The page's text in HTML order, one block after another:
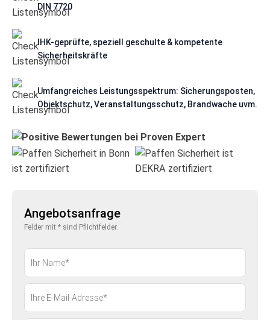
DIN 7720
IHK-geprüfte, speziell geschulte & kompetente
Sicherheitskräfte
Umfangreiches Leistungsspektrum: Sicherungsposten,
Objektschutz, Veranstaltungsschutz, Brandwache uvm.
Angebotsanfrage
Felder mit * sind Pflichtfelder.